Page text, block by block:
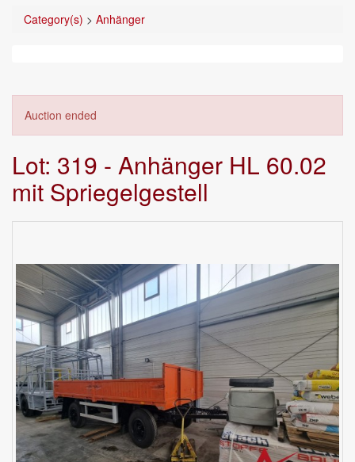
Category(s) > Anhänger
Auction ended
Lot: 319 - Anhänger HL 60.02
mit Spriegelgestell